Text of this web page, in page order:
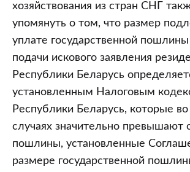
хозяйствования из стран СНГ
упомянуть о том, что размер
уплате государственной пошлины
подачи искового заявления
Республики Беларусь
установленным Налоговым
Республики Беларусь, которые
случаях значительно превышают
пошлины, установленные
размере государственной